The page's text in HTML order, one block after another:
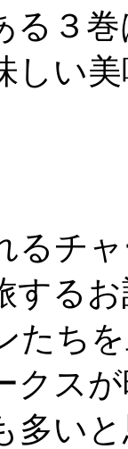
３
しい
チ
する
たち
ス
多い